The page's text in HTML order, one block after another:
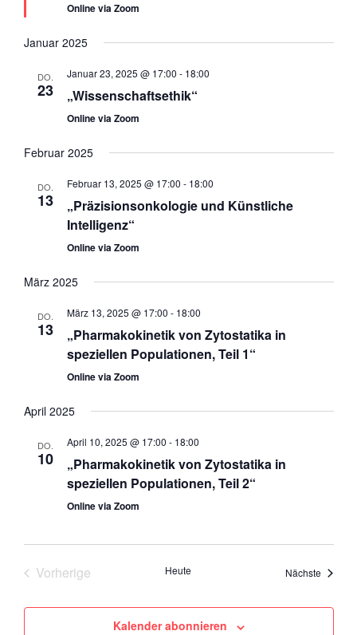
Online via Zoom
Januar 2025
DO.
23
Januar 23, 2025 @ 17:00 - 18:00
„Wissenschaftsethik“
Online via Zoom
Februar 2025
DO.
13
Februar 13, 2025 @ 17:00 - 18:00
„Präzisionsonkologie und Künstliche
Intelligenz“
Online via Zoom
März 2025
DO.
13
März 13, 2025 @ 17:00 - 18:00
„Pharmakokinetik von Zytostatika in
speziellen Populationen, Teil 1“
Online via Zoom
April 2025
DO.
10
April 10, 2025 @ 17:00 - 18:00
„Pharmakokinetik von Zytostatika in
speziellen Populationen, Teil 2“
Online via Zoom
VorherigeVeranstaltungen
Heute Nächste
Kalender abonnieren